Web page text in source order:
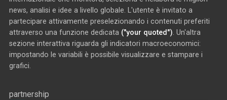
news, analisi e idee a livello globale. L'utente è invitato a
partecipare attivamente preselezionando i contenuti preferiti
attraverso una funzione dedicata ("your quoted") . Un'altra
sezione interattiva riguarda gli indicatori macroeconomici:
impostando le variabili è possibile visualizzare e stampare i
grafici.
partnership